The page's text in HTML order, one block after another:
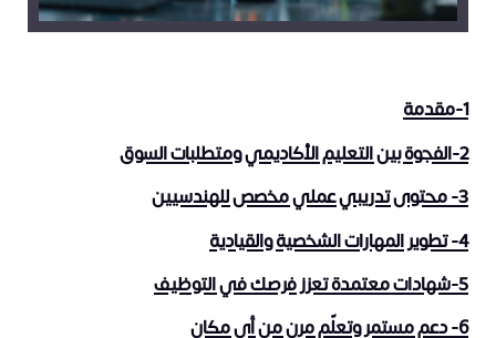
1-مقدمة
2-الفجوة بين التعليم الأكاديمي ومتطلبات السوق
3- محتوى تدريبي عملي مخصص للهندسيين
4- تطوير المهارات الشخصية والقيادية
5-شهادات معتمدة تعزز فرصك في التوظيف
6- دعم مستمر وتعلّم مرن من أي مكان